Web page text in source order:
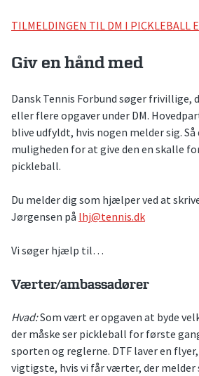
TILMELDINGEN TIL DM I PICKLEBALL
Giv en hånd med
Dansk Tennis Forbund søger frivillige,
eller flere opgaver under DM.
blive udfyldt, hvis nogen melder sig.
muligheden for at give den en skalle
pickleball.
Du melder dig som hjælper ved at
Jørgensen på lhj@tennis.dk
Vi søger hjælp til…
Værter/ambassadører
Hvad:Som vært er opgaven at byde
der måske ser pickleball for første
sporten og reglerne. DTF laver en
vigtigste, hvis vi får værter, der melder